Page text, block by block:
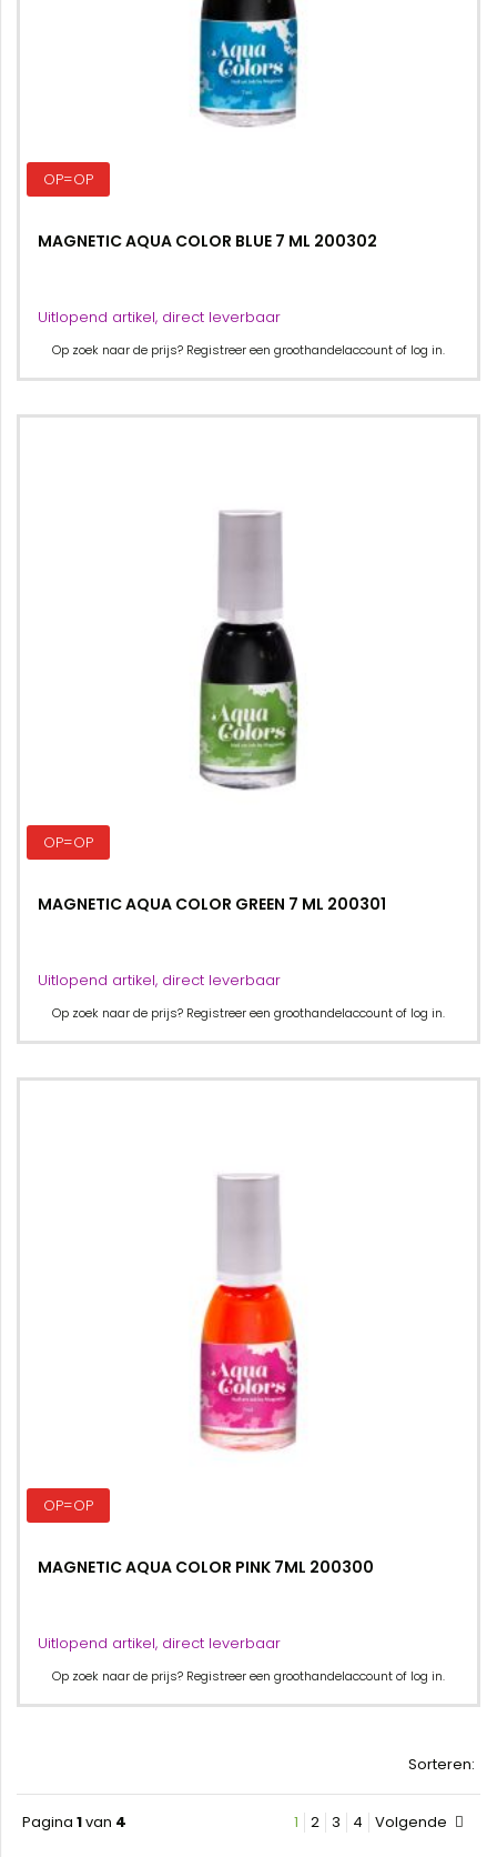
OP=OP
MAGNETIC AQUA COLOR BLUE 7 ML 200302
Uitlopend artikel, direct leverbaar
Op zoek naar de prijs? Registreer een groothandelaccount of log in.
OP=OP
MAGNETIC AQUA COLOR GREEN 7 ML 200301
Uitlopend artikel, direct leverbaar
Op zoek naar de prijs? Registreer een groothandelaccount of log in.
OP=OP
MAGNETIC AQUA COLOR PINK 7ML 200300
Uitlopend artikel, direct leverbaar
Op zoek naar de prijs? Registreer een groothandelaccount of log in.
Sorteren:
Pagina 1van 4 1 2 3 4 Volgende